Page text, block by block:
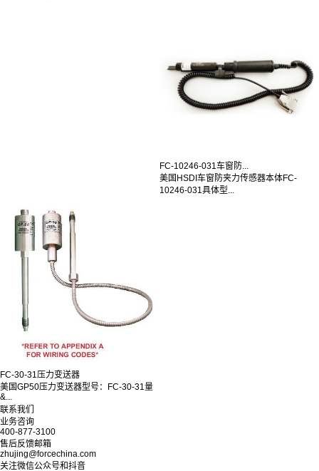
FC-10246-031车窗防...
美国HSDI车窗防夹力传感器本体FC-
10246-031具体型...
FC-30-31压力变送器
美国GP50压力变送器型号：FC-30-31量
&...
联系我们
业务咨询
400-877-3100
售后反馈邮箱
zhujing@forcechina.com
关注微信公众号和抖音